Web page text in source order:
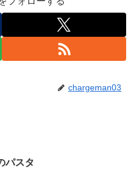
chargeman03
パスタ